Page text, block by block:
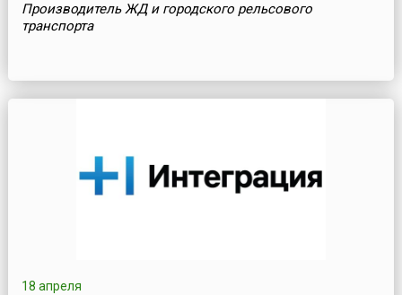
Производитель ЖД и городского рельсового
транспорта
18 апреля